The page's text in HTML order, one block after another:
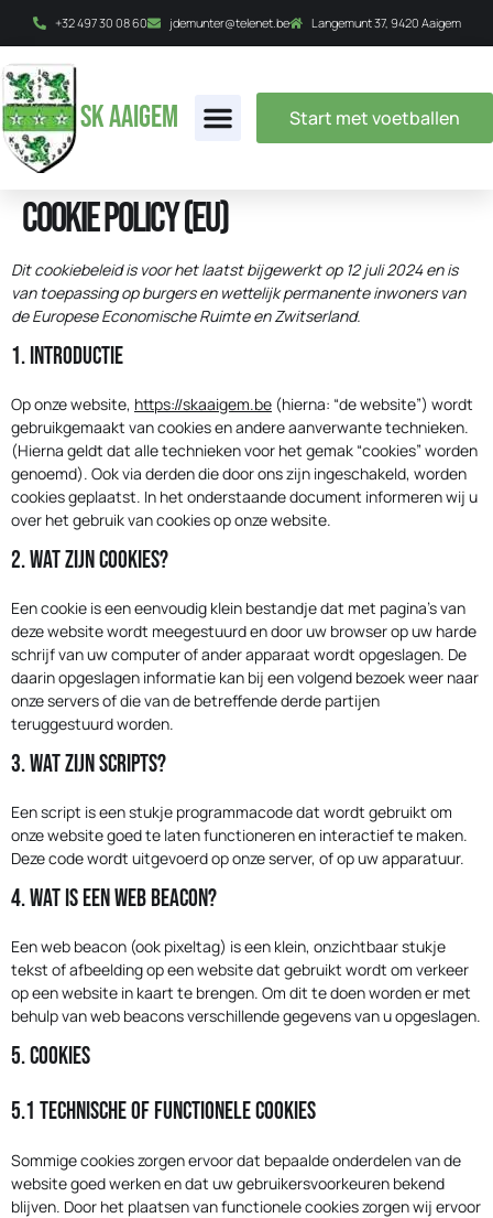
+32 497 30 08 60 jdemunter@telenet.be Langemunt 37, 9420 Aaigem
SK AAigem Start met voetballen
Cookie Policy (EU)
Dit cookiebeleid is voor het laatst bijgewerkt op 12 juli 2024 en is
van toepassing op burgers en wettelijk permanente inwoners van
de Europese Economische Ruimte en Zwitserland.
1. Introductie
Op onze website, https://skaaigem.be (hierna: “de website”) wordt
gebruikgemaakt van cookies en andere aanverwante technieken.
(Hierna geldt dat alle technieken voor het gemak “cookies” worden
genoemd). Ook via derden die door ons zijn ingeschakeld, worden
cookies geplaatst. In het onderstaande document informeren wij u
over het gebruik van cookies op onze website.
2. Wat zijn cookies?
Een cookie is een eenvoudig klein bestandje dat met pagina's van
deze website wordt meegestuurd en door uw browser op uw harde
schrijf van uw computer of ander apparaat wordt opgeslagen. De
daarin opgeslagen informatie kan bij een volgend bezoek weer naar
onze servers of die van de betreffende derde partijen
teruggestuurd worden.
3. Wat zijn scripts?
Een script is een stukje programmacode dat wordt gebruikt om
onze website goed te laten functioneren en interactief te maken.
Deze code wordt uitgevoerd op onze server, of op uw apparatuur.
4. Wat is een web beacon?
Een web beacon (ook pixeltag) is een klein, onzichtbaar stukje
tekst of afbeelding op een website dat gebruikt wordt om verkeer
op een website in kaart te brengen. Om dit te doen worden er met
behulp van web beacons verschillende gegevens van u opgeslagen.
5. Cookies
5.1 Technische of functionele cookies
Sommige cookies zorgen ervoor dat bepaalde onderdelen van de
website goed werken en dat uw gebruikersvoorkeuren bekend
blijven. Door het plaatsen van functionele cookies zorgen wij ervoor